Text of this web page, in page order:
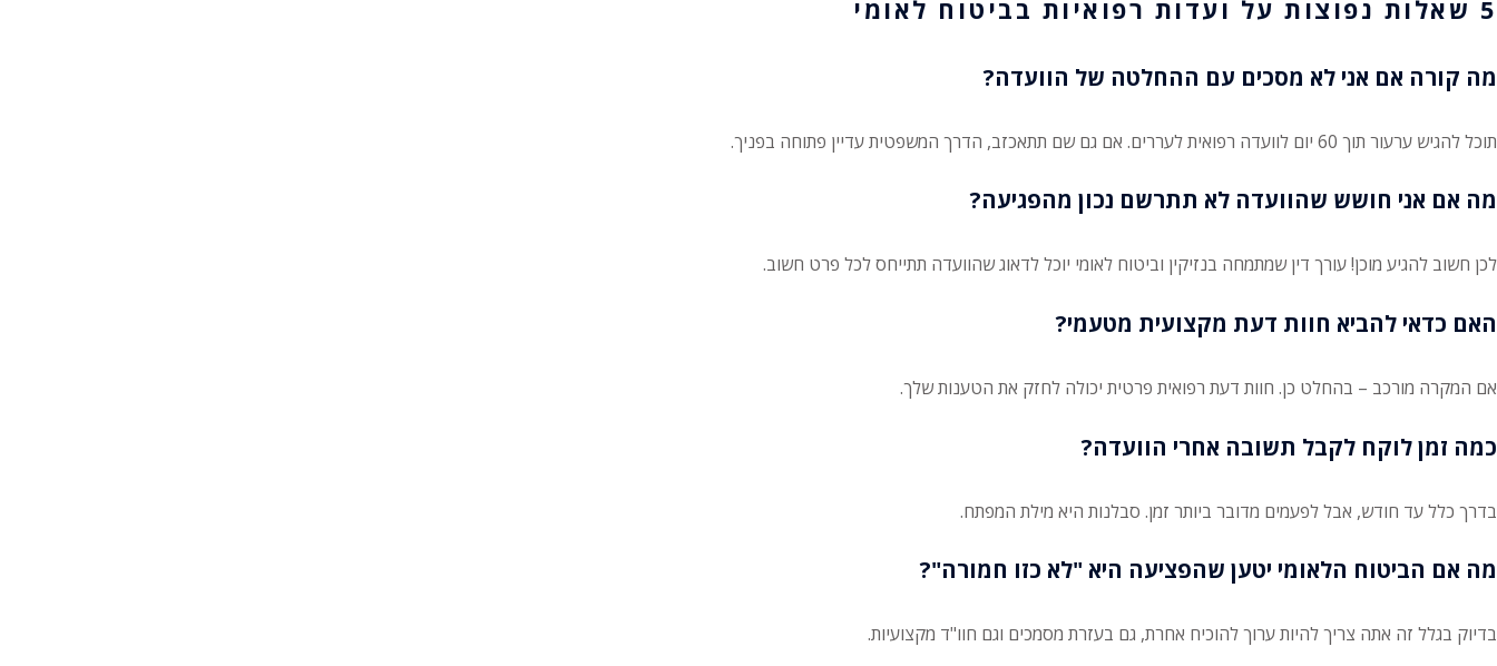
5 שאלות נפוצות על ועדות רפואיות בביטוח לאומי
מה קורה אם אני לא מסכים עם ההחלטה של הוועדה?
תוכל להגיש ערעור תוך 60 יום לוועדה רפואית לעררים. אם גם שם תתאכזב, הדרך המשפטית עדיין פתוחה בפניך.
מה אם אני חושש שהוועדה לא תתרשם נכון מהפגיעה?
לכן חשוב להגיע מוכן! עורך דין שמתמחה בנזיקין וביטוח לאומי יוכל לדאוג שהוועדה תתייחס לכל פרט חשוב.
האם כדאי להביא חוות דעת מקצועית מטעמי?
אם המקרה מורכב – בהחלט כן. חוות דעת רפואית פרטית יכולה לחזק את הטענות שלך.
כמה זמן לוקח לקבל תשובה אחרי הוועדה?
בדרך כלל עד חודש, אבל לפעמים מדובר ביותר זמן. סבלנות היא מילת המפתח.
מה אם הביטוח הלאומי יטען שהפציעה היא "לא כזו חמורה"?
בדיוק בגלל זה אתה צריך להיות ערוך להוכיח אחרת, גם בעזרת מסמכים וגם חוו"ד מקצועיות.